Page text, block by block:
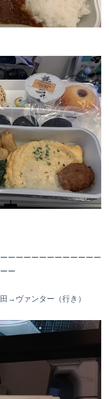
ーーーーーーーーーーーー
ー
→ヴァンター（行き）